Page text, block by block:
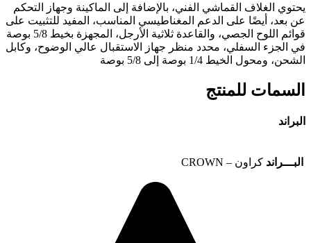
يحتوي الغلاف القماشي الفني، بالإضافة إلى الماكينة وجهاز التحكم
عن بعد، أيضًا على الدعم المغناطيسي المناسب، المفيد للتثبيت على
قوائم اللوح الجصي، والقاعدة ثلاثية الأرجل، المجهزة بخيط 5/8 بوصة
في الجزء السفلي، محدد منظر جهاز الاستقبال عالي الوضوح، وكابل
الشحن، ومحول الخيط 1/4 بوصة إلى 5/8 بوصة
السمات للمنتج
البراند
البـــراند كراون – CROWN